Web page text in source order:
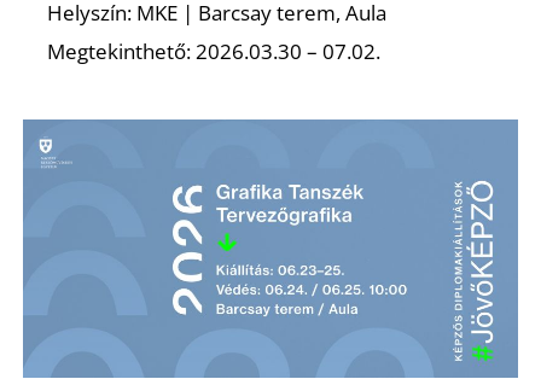
Helyszín: MKE | Barcsay terem, Aula
Megtekinthető: 2026.03.30 – 07.02.